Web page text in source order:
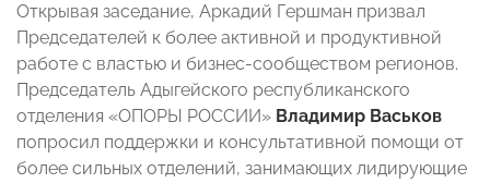
Открывая заседание, Аркадий Гершман призвал
Председателей к более активной и продуктивной
работе с властью и бизнес-сообществом регионов.
Председатель Адыгейского республиканского
отделения «ОПОРЫ РОССИИ» Владимир Васьков
попросил поддержки и консультативной помощи от
более сильных отделений, занимающих лидирующие